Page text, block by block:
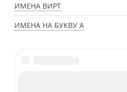
ИМЕНА ВИРТ
ИМЕНА НА БУКВУ А